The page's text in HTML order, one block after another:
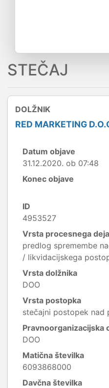
STEČAJ
DOLŽNIK
RED MARKETING
Datum objave
31.12.2020. ob 07:48
Konec objave
ID
4953527
Vrsta procesnega
predlog spremembe
/ likvidacijskega
Vrsta dolžnika
DOO
Vrsta postopka
stečajni postopek nad
Pravnoorganizacijska
DOO
Matična številka
6093868000
Davčna številka